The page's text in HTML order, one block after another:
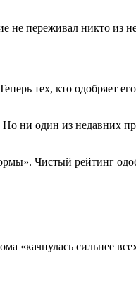
не переживал никто из
тех, кто одобряет
ни один из недавних
Чистый рейтинг
«качнулась сильнее